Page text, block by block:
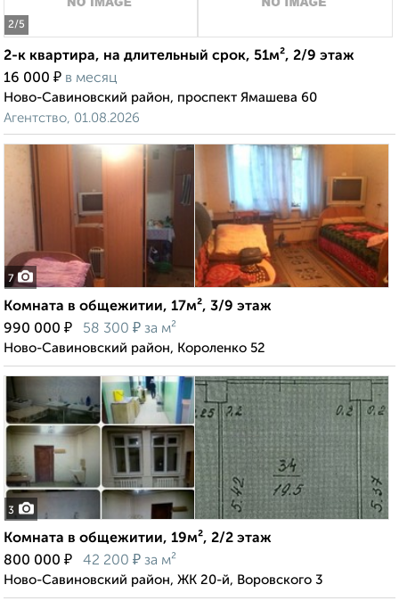
2/5
2-к квартира, на длительный срок, 51м², 2/9 этаж
16 000 ₽ в месяц
Ново-Савиновский район, проспект Ямашева 60
Агентство, 01.08.2026
7
Комната в общежитии, 17м², 3/9 этаж
990 000 ₽ 58 300 ₽ за м²
Ново-Савиновский район, Короленко 52
3
Комната в общежитии, 19м², 2/2 этаж
800 000 ₽ 42 200 ₽ за м²
Ново-Савиновский район, ЖК 20-й, Воровского 3